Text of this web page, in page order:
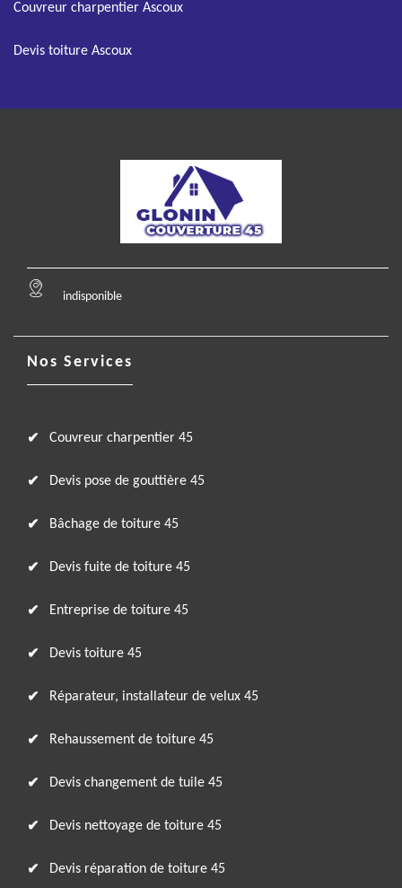
Couvreur charpentier Ascoux
Devis toiture Ascoux
indisponible
Nos Services
Couvreur charpentier 45
Devis pose de gouttière 45
Bâchage de toiture 45
Devis fuite de toiture 45
Entreprise de toiture 45
Devis toiture 45
Réparateur, installateur de velux 45
Rehaussement de toiture 45
Devis changement de tuile 45
Devis nettoyage de toiture 45
Devis réparation de toiture 45